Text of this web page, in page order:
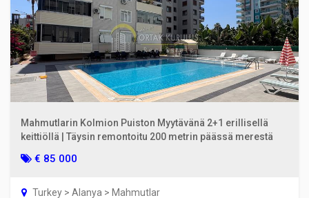
Mahmutlarin Kolmion Puiston Myytävänä 2+1 erillisellä
keittiöllä | Täysin remontoitu 200 metrin päässä merestä
€ 85 000
Turkey > Alanya > Mahmutlar